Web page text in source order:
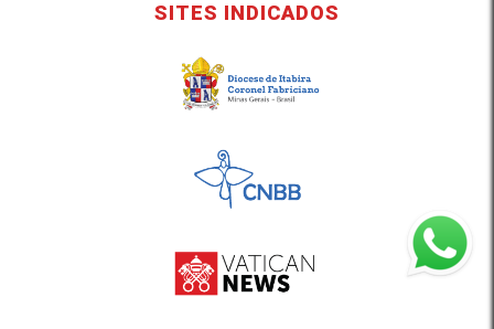
SITES INDICADOS